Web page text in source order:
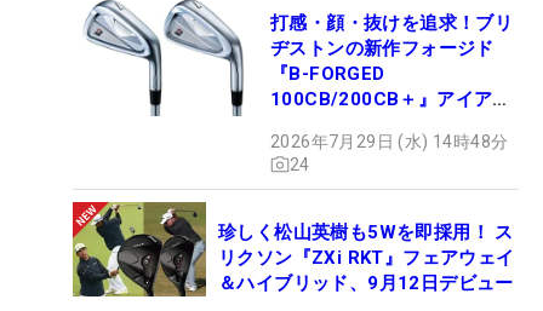
打感・顔・抜けを追求！ブリ
ヂストンの新作フォージド
『B-FORGED
100CB/200CB＋』アイアン
2026年7月29日 (水) 14時48分
24
珍しく松山英樹も5Wを即採用！ ス
リクソン『ZXi RKT』フェアウェイ
＆ハイブリッド、9月12日デビュー